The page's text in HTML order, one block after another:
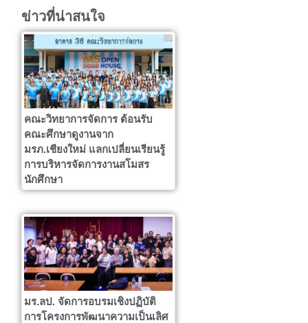
ข่าวที่น่าสนใจ
คณะวิทยาการจัดการ ต้อนรับ
คณะศึกษาดูงานจาก
มรภ.เชียงใหม่ แลกเปลี่ยนเรียนรู้
การบริหารจัดการงานสโมสร
นักศึกษา
มร.ลป. จัดการอบรมเชิงปฏิบัติ
การโครงการพัฒนาความเป็นเลิศ